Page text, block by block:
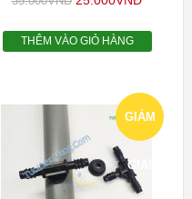
THÊM VÀO GIỎ HÀNG
GIẢM
GIÁ!